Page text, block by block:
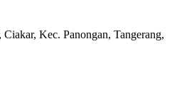
Kec. Panongan, Tangerang,